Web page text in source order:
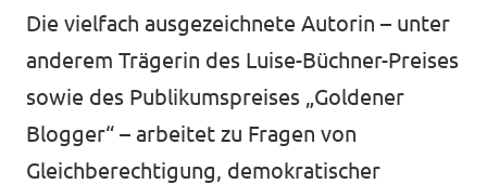
Transparenz
Datenschutz
Impressum
Die vielfach ausgezeichnete Autorin – unter
anderem Trägerin des Luise-Büchner-Preises
sowie des Publikumspreises „Goldener
Blogger“ – arbeitet zu Fragen von
Gleichberechtigung, demokratischer